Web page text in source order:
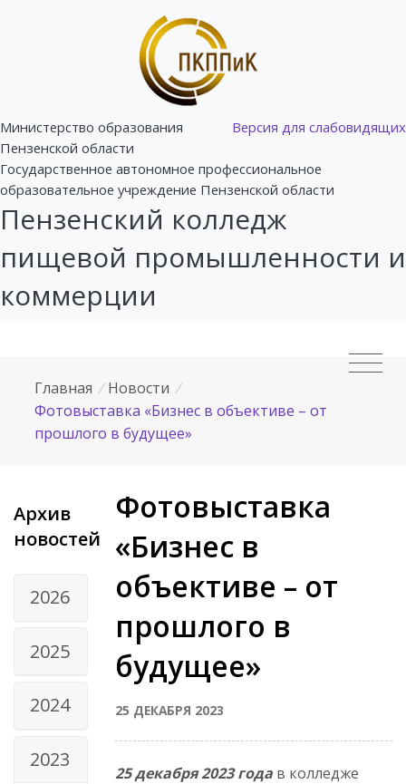
Версия для слабовидящих
Министерство образования
Пензенской области
Государственное автономное профессиональное
образовательное учреждение Пензенской области
Пензенский колледж
пищевой промышленности и
коммерции
Главная / Новости /
Фотовыставка «Бизнес в объективе – от
прошлого в будущее»
Архив
новостей
2026
2025
2024
2023
Фотовыставка
«Бизнес в
объективе – от
прошлого в
будущее»
25 ДЕКАБРЯ 2023
25 декабря 2023 года в колледже